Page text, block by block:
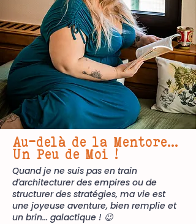
Au-delà de la Mentore...
Un Peu de Moi !
Quand je ne suis pas en train
d'architecturer des empires ou de
structurer des stratégies, ma vie est
une joyeuse aventure, bien remplie et
un brin... galactique ! 😉